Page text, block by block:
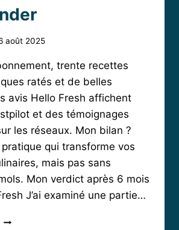
août 2025
trente recettes
ratés et de belles
avis Hello Fresh affichent
et des témoignages
les réseaux. Mon bilan ?
qui transforme vos
mais pas sans
Mon verdict après 6 mois
J’ai examiné une partie…